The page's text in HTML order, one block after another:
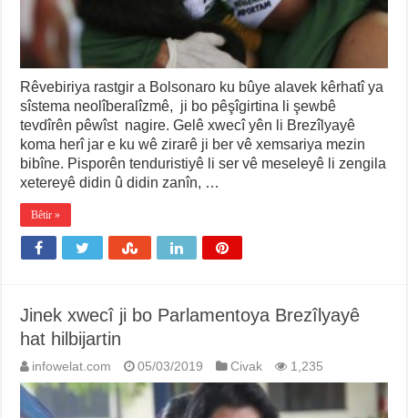
Rêvebiriya rastgir a Bolsonaro ku bûye alavek kêrhatî ya
sîstema neolîberalîzmê, ji bo pêşîgirtina li şewbê
tevdîrên pêwîst nagire. Gelê xwecî yên li Brezîlyayê
koma herî jar e ku wê zirarê ji ber vê xemsariya mezin
bibîne. Pisporên tenduristiyê li ser vê meseleyê li zengila
xetereyê didin û didin zanîn, …
Bêtir »
Jinek xwecî ji bo Parlamentoya Brezîlyayê
hat hilbijartin
infowelat.com 05/03/2019 Civak 1,235